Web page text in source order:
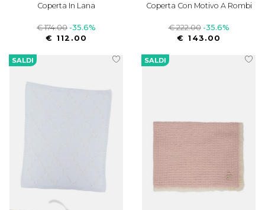
Coperta In Lana
€ 174.00 -35.6%
€ 112.00
Coperta Con Motivo A Rombi
€ 222.00 -35.6%
€ 143.00
SALDI SALDI